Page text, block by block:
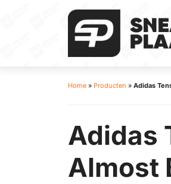
Home » Producten » Adidas
Adidas
Almost